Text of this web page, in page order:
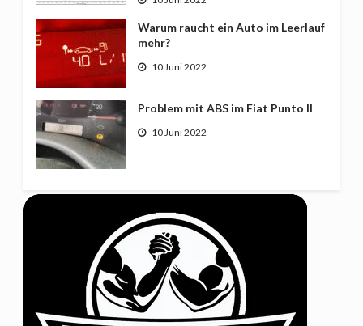
Warum raucht ein Auto im Leerlauf
mehr?
10 Juni 2022
Problem mit ABS im Fiat Punto II
10 Juni 2022